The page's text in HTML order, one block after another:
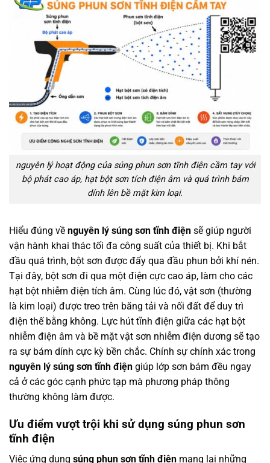
nguyên lý hoạt động của súng phun sơn tĩnh điện cầm tay với
bộ phát cao áp, hạt bột sơn tích điện âm và quá trình bám
dính lên bề mặt kim loại.
Hiểu đúng về nguyên lý súng sơn tĩnh điện sẽ giúp người
vận hành khai thác tối đa công suất của thiết bị. Khi bắt
đầu quá trình, bột sơn được đẩy qua đầu phun bởi khí nén.
Tại đây, bột sơn đi qua một điện cực cao áp, làm cho các
hạt bột nhiễm điện tích âm. Cùng lúc đó, vật sơn (thường
là kim loại) được treo trên băng tải và nối đất để duy trì
điện thế bằng không. Lực hút tĩnh điện giữa các hạt bột
nhiễm điện âm và bề mặt vật sơn nhiễm điện dương sẽ tạo
ra sự bám dính cực kỳ bền chắc. Chính sự chính xác trong
nguyên lý súng sơn tĩnh điện giúp lớp sơn bám đều ngay
cả ở các góc cạnh phức tạp mà phương pháp thông
thường không làm được.
Ưu điểm vượt trội khi sử dụng súng phun sơn
tĩnh điện
Việc ứng dụng súng phun sơn tĩnh điện mang lại những